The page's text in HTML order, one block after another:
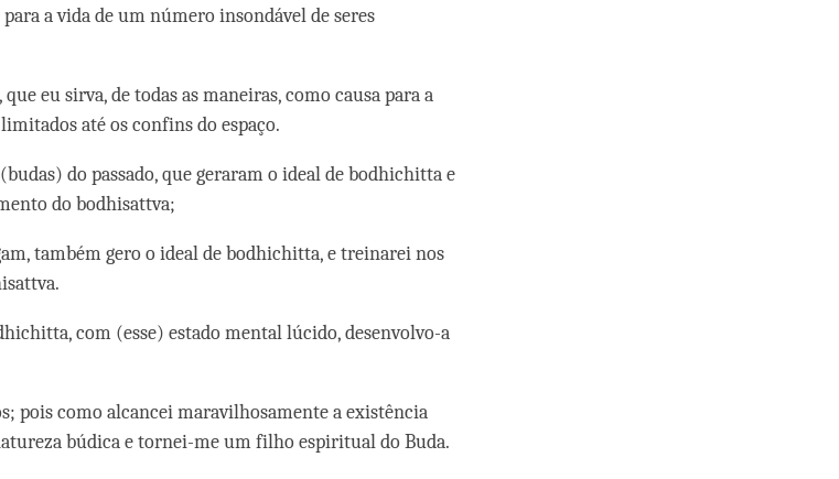
a vida de um número insondável de seres
eu sirva, de todas as maneiras, como causa para a
até os confins do espaço.
do passado, que geraram o ideal de bodhichitta e
do bodhisattva;
também gero o ideal de bodhichitta, e treinarei nos
com (esse) estado mental lúcido, desenvolvo-a
pois como alcancei maravilhosamente a existência
búdica e tornei-me um filho espiritual do Buda.